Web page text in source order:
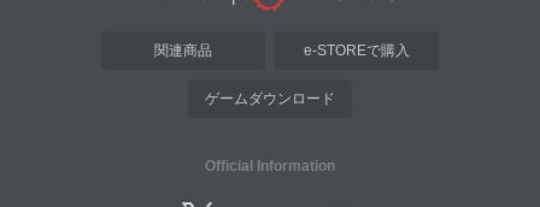
関連商品 e-STOREで購入
ゲームダウンロード
Official Information